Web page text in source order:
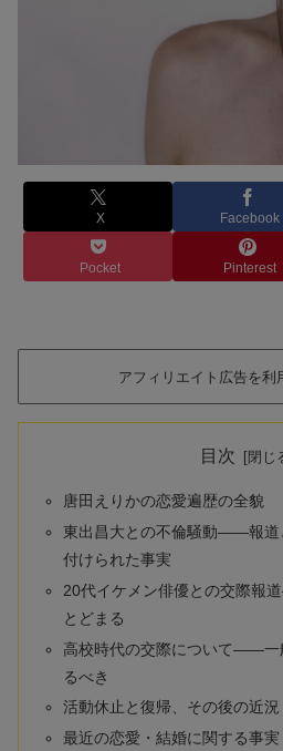
X Facebook
Pocket Pinterest
アフィリエイト広告を利
目次
唐田えりかの恋愛遍歴の全貌
東出昌大との不倫騒動――報道
付けられた事実
20代イケメン俳優との交際報
とどまる
高校時代の交際について――一
るべき
活動休止と復帰、その後の近況
最近の恋愛・結婚に関する事実